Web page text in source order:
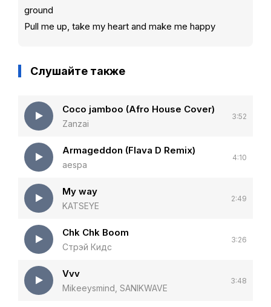
ground
Pull me up, take my heart and make me happy
Слушайте также
Coco jamboo (Afro House Cover)
Zanzai
3:52
Armageddon (Flava D Remix)
aespa
4:10
My way
KATSEYE
2:49
Chk Chk Boom
Стрэй Кидс
3:26
Vvv
Mikeeysmind, SANIKWAVE
3:48